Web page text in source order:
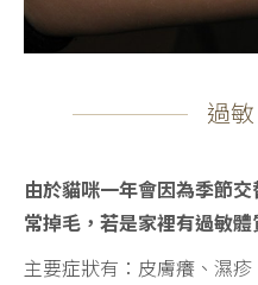
過
由於貓咪一年會因為季節
常掉毛，若是家裡有過敏
主要症狀有：皮膚癢、濕